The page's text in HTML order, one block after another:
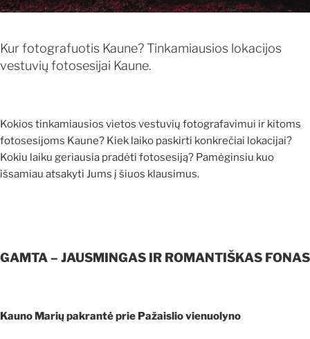
Kur fotografuotis Kaune? Tinkamiausios lokacijos
vestuvių fotosesijai Kaune.
Kokios tinkamiausios vietos vestuvių fotografavimui ir kitoms
fotosesijoms Kaune? Kiek laiko paskirti konkrečiai lokacijai?
Kokiu laiku geriausia pradėti fotosesiją? Pamėginsiu kuo
išsamiau atsakyti Jums į šiuos klausimus.
GAMTA – JAUSMINGAS IR ROMANTIŠKAS FONAS
Kauno Marių pakrantė prie Pažaislio vienuolyno